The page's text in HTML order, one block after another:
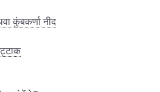
कुंबकर्णा नीद